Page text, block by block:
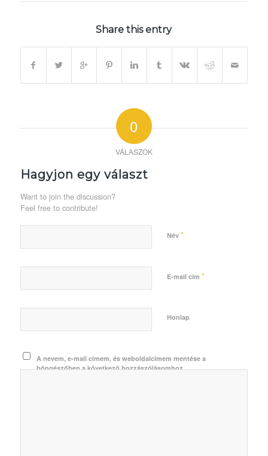
Share this entry
0
VÁLASZOK
Hagyjon egy választ
Want to join the discussion?
Feel free to contribute!
Név *
E-mail cím *
Honlap
A nevem, e-mail címem, és weboldalcímem mentése a
böngészőben a következő hozzászólásomhoz.